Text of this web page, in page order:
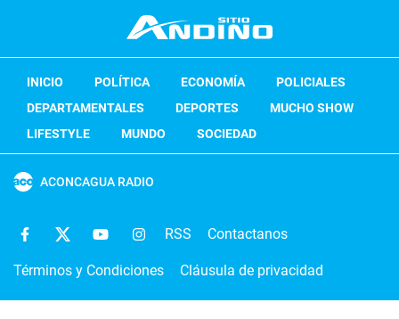
INICIO POLÍTICA ECONOMÍA
POLICIALES
DEPARTAMENTALES
DEPORTES
MUCHO SHOW
LIFESTYLE
MUNDO SOCIEDAD
ACONCAGUA RADIO
RSS Contactanos
Términos y Condiciones Cláusula de privacidad